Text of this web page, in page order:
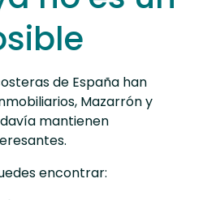
de España han
Mazarrón y
mantienen
encontrar: